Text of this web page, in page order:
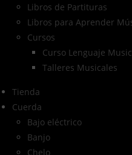
Libros de Partituras
Libros para Aprender
Cursos
Curso Lenguaje
Talleres Musicales
Tienda
Cuerda
Bajo eléctrico
Banjo
Chelo